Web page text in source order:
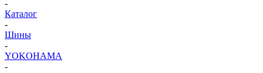
-
Каталог
-
Шины
-
YOKOHAMA
-